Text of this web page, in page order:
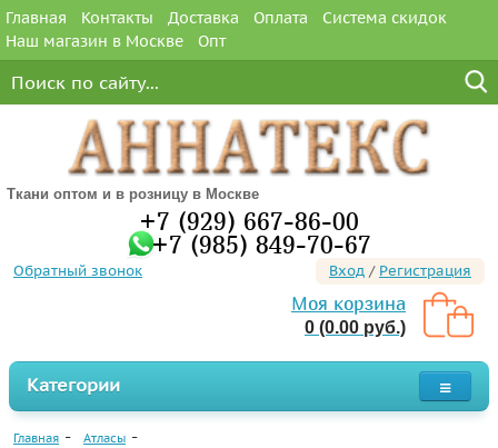
Главная Контакты Доставка Оплата
Система скидок
Наш магазин в Москве
Опт
Ткани оптом и в розницу в Москве
+7 (929) 667-86-00
+7 (985) 849-70-67
Обратный звонок Вход / Регистрация
Моя корзина
0 (0.00 руб.)
Категории
Главная Атласы